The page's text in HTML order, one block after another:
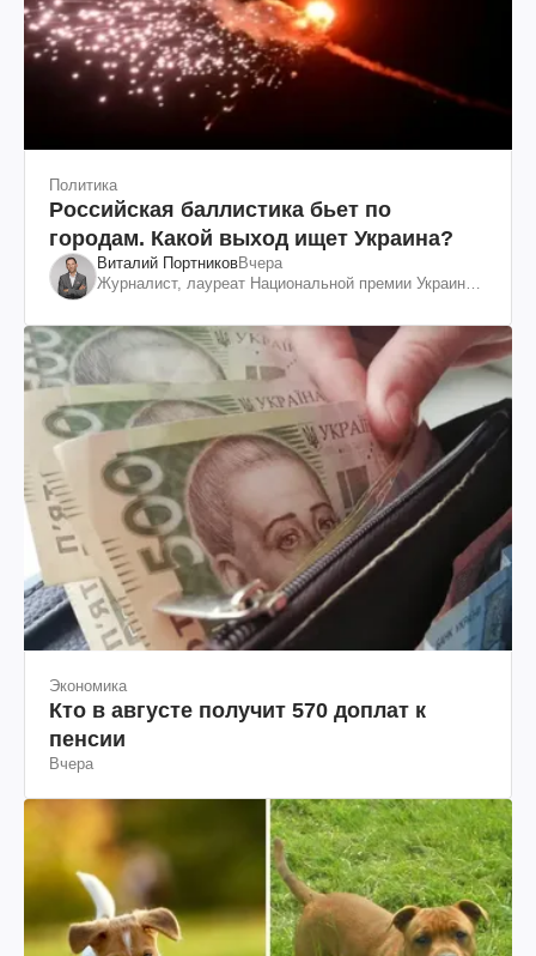
Политика
Российская баллистика бьет по
городам. Какой выход ищет Украина?
Виталий ПортниковВчера
Журналист, лауреат Национальной премии Украины
Экономика
Кто в августе получит 570 доплат к
пенсии
Вчера